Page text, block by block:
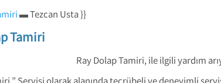
▬ Tezcan Usta }}
Tamiri
Ray Dolap Tamiri, ile ilgili yardım
” Servisi olarak alanında tecrübeli ve deneyimli